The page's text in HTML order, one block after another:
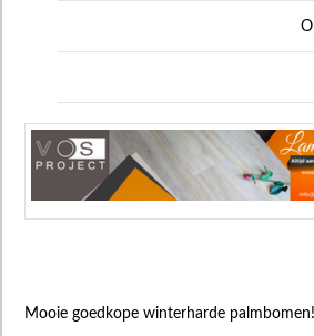
Mooie goedkope winterharde